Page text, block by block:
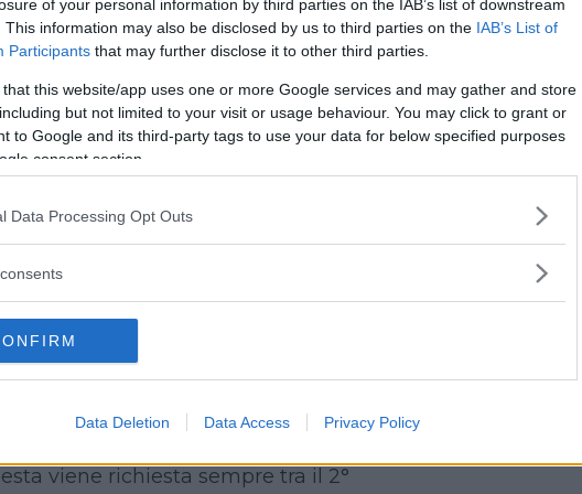
of your personal information by third parties on the IAB’s list of downstream
This information may also be disclosed by us to third parties on the IAB’s List of
Participants that may further disclose it to other third parties.
that this website/app uses one or more Google services and may gather and store
but not limited to your visit or usage behaviour. You may click to grant or
to Google and its third-party tags to use your data for below specified purposes
consent section.
Data Processing Opt Outs
Data Deletion Data Access Privacy Policy
,DHEA-s(questi ultimi tre
richiesti quando il ciclo è molto
: a seconda del centro, questi
validità che va dai sei mesi
,Epatite C,Sifilide (TPHA o RPR)
da ripetere solo se più vecchi
esami, che non tutti i
e che hanno costi piuttosto
l’anno e non vanno eseguiti
da un centro all’altro. Tra i
Beta talassemia (solo un
viene richiesta sempre tra il 2°